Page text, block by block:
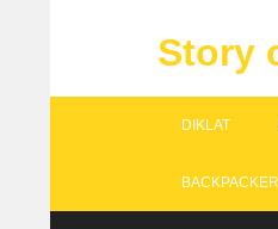
Story
DIKLAT
BACKPACKER